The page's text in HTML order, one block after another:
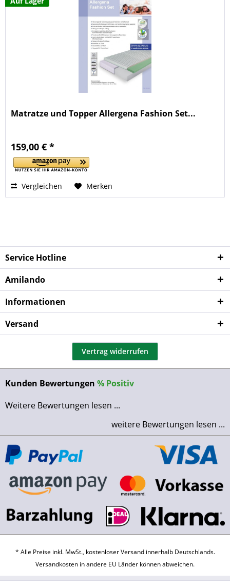
Matratze und Topper Allergena Fashion Set...
159,00 € *
Vergleichen Merken
Service Hotline
Amilando
Informationen
Versand
Vertrag widerrufen
Kunden Bewertungen % Positiv
Weitere Bewertungen lesen ...
weitere Bewertungen lesen ...
* Alle Preise inkl. MwSt., kostenloser Versand innerhalb Deutschlands.
Versandkosten in andere EU Länder können abweichen.